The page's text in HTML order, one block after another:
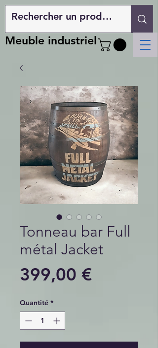
Meuble industriel
Tonneau bar Full
métal Jacket
399,00 €Prix
Quantité *